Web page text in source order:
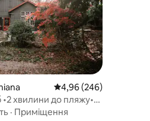
265 Середня оцінка: 4,96 з
4,96 (246)
хвилини до пляжу•
· Приміщення